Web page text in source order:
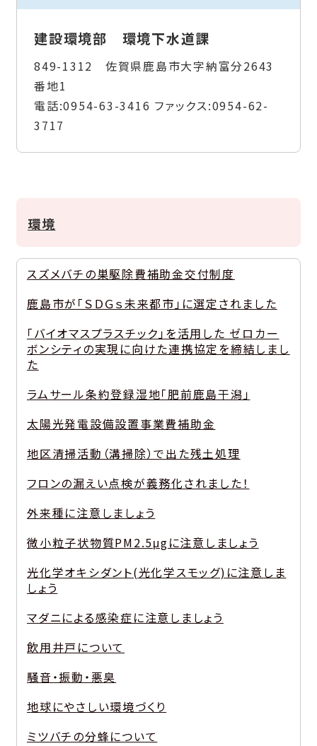
建設環境部 環境下水道課
849-1312 佐賀県鹿島市大字納富分2643
番地1
電話:0954-63-3416 ファックス:0954-62-
3717
環境
スズメバチの巣駆除費補助金交付制度
鹿島市が「ＳＤＧｓ未来都市」に選定されました
「バイオマスプラスチック」を活用した ゼロカー
ボンシティの実現に向けた連携協定を締結しまし
た
ラムサール条約登録湿地「肥前鹿島干潟」
太陽光発電設備設置事業費補助金
地区清掃活動（溝掃除）で出た残土処理
フロンの漏えい点検が義務化されました！
外来種に注意しましょう
微小粒子状物質PM2.5μgに注意しましょう
光化学オキシダント(光化学スモッグ)に注意しま
しょう
マダニによる感染症に注意しましょう
飲用井戸について
騒音・振動・悪臭
地球にやさしい環境づくり
ミツバチの分蜂について